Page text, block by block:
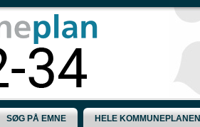
SØG PÅ EMNE HELE KOMMUNEPLANEN